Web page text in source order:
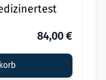
84,00 €